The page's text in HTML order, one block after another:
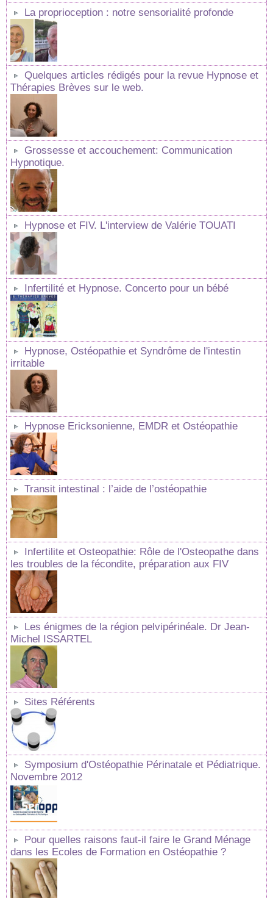
La proprioception : notre sensorialité profonde
Quelques articles rédigés pour la revue Hypnose et
Thérapies Brèves sur le web.
Grossesse et accouchement: Communication
Hypnotique.
Hypnose et FIV. L'interview de Valérie TOUATI
Infertilité et Hypnose. Concerto pour un bébé
Hypnose, Ostéopathie et Syndrôme de l'intestin
irritable
Hypnose Ericksonienne, EMDR et Ostéopathie
Transit intestinal : l’aide de l’ostéopathie
Infertilite et Osteopathie: Rôle de l'Osteopathe dans
les troubles de la fécondite, préparation aux FIV
Les énigmes de la région pelvipérinéale. Dr Jean-
Michel ISSARTEL
Sites Référents
Symposium d'Ostéopathie Périnatale et Pédiatrique.
Novembre 2012
Pour quelles raisons faut-il faire le Grand Ménage
dans les Ecoles de Formation en Ostéopathie ?